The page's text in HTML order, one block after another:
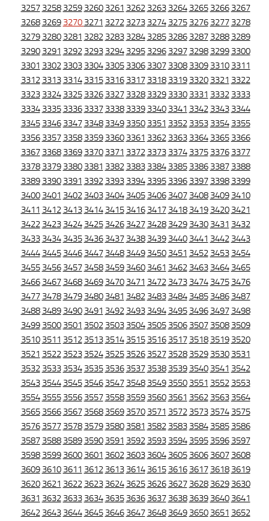
3257 3258 3259 3260 3261 3262 3263 3264 3265 3266 3267
3268 3269 3270 3271 3272 3273 3274 3275 3276 3277 3278
3279 3280 3281 3282 3283 3284 3285 3286 3287 3288 3289
3290 3291 3292 3293 3294 3295 3296 3297 3298 3299 3300
3301 3302 3303 3304 3305 3306 3307 3308 3309 3310 3311
3312 3313 3314 3315 3316 3317 3318 3319 3320 3321 3322
3323 3324 3325 3326 3327 3328 3329 3330 3331 3332 3333
3334 3335 3336 3337 3338 3339 3340 3341 3342 3343 3344
3345 3346 3347 3348 3349 3350 3351 3352 3353 3354 3355
3356 3357 3358 3359 3360 3361 3362 3363 3364 3365 3366
3367 3368 3369 3370 3371 3372 3373 3374 3375 3376 3377
3378 3379 3380 3381 3382 3383 3384 3385 3386 3387 3388
3389 3390 3391 3392 3393 3394 3395 3396 3397 3398 3399
3400 3401 3402 3403 3404 3405 3406 3407 3408 3409 3410
3411 3412 3413 3414 3415 3416 3417 3418 3419 3420 3421
3422 3423 3424 3425 3426 3427 3428 3429 3430 3431 3432
3433 3434 3435 3436 3437 3438 3439 3440 3441 3442 3443
3444 3445 3446 3447 3448 3449 3450 3451 3452 3453 3454
3455 3456 3457 3458 3459 3460 3461 3462 3463 3464 3465
3466 3467 3468 3469 3470 3471 3472 3473 3474 3475 3476
3477 3478 3479 3480 3481 3482 3483 3484 3485 3486 3487
3488 3489 3490 3491 3492 3493 3494 3495 3496 3497 3498
3499 3500 3501 3502 3503 3504 3505 3506 3507 3508 3509
3510 3511 3512 3513 3514 3515 3516 3517 3518 3519 3520
3521 3522 3523 3524 3525 3526 3527 3528 3529 3530 3531
3532 3533 3534 3535 3536 3537 3538 3539 3540 3541 3542
3543 3544 3545 3546 3547 3548 3549 3550 3551 3552 3553
3554 3555 3556 3557 3558 3559 3560 3561 3562 3563 3564
3565 3566 3567 3568 3569 3570 3571 3572 3573 3574 3575
3576 3577 3578 3579 3580 3581 3582 3583 3584 3585 3586
3587 3588 3589 3590 3591 3592 3593 3594 3595 3596 3597
3598 3599 3600 3601 3602 3603 3604 3605 3606 3607 3608
3609 3610 3611 3612 3613 3614 3615 3616 3617 3618 3619
3620 3621 3622 3623 3624 3625 3626 3627 3628 3629 3630
3631 3632 3633 3634 3635 3636 3637 3638 3639 3640 3641
3642 3643 3644 3645 3646 3647 3648 3649 3650 3651 3652